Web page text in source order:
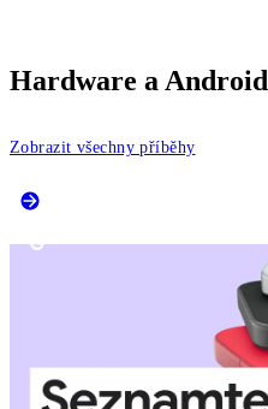
Hardware a Android
Zobrazit všechny příběhy